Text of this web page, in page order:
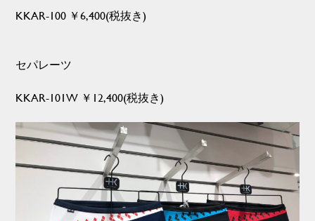
KKAR-100 ￥6,400(税抜き)
セパレーツ
KKAR-101W ￥12,400(税抜き)